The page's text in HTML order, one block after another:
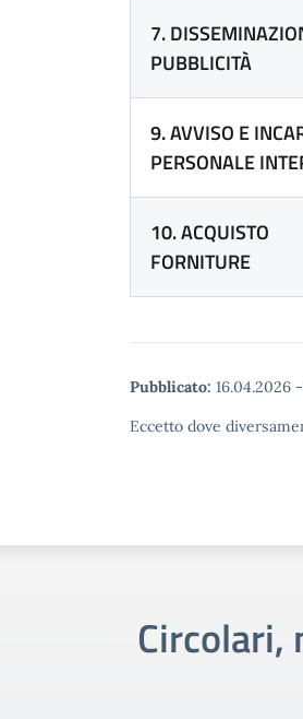
7.
PUBBLICITÀ
9. AVVISO E
PERSONALE
10. ACQUISTO
FORNITURE
Pubblicato: 16.04.2026 -
Eccetto dove